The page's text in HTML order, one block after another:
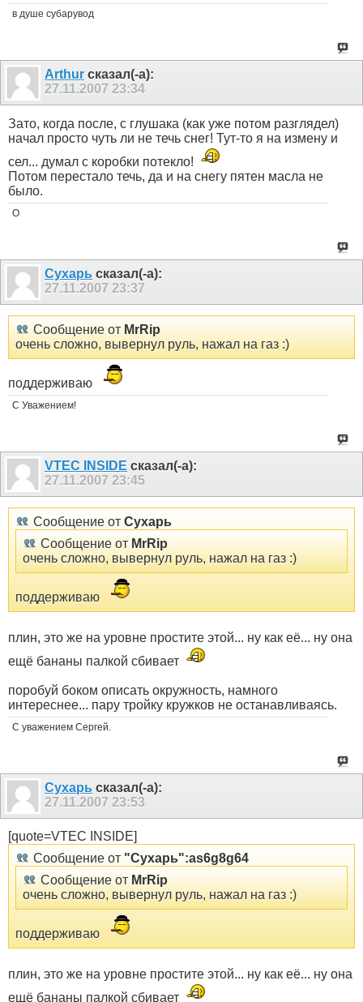
в душе субарувод
Arthur сказал(-а):
27.11.2007 23:34
Зато, когда после, с глушака (как уже потом разглядел)
начал просто чуть ли не течь снег! Тут-то я на измену и
сел... думал с коробки потекло!
Потом перестало течь, да и на снегу пятен масла не
было.
O
Сухарь сказал(-а):
27.11.2007 23:37
Сообщение от MrRip
очень сложно, вывернул руль, нажал на газ :)
поддерживаю
С Уважением!
VTEC INSIDE сказал(-а):
27.11.2007 23:45
Сообщение от Сухарь
Сообщение от MrRip
очень сложно, вывернул руль, нажал на газ :)
поддерживаю
плин, это же на уровне простите этой... ну как её... ну она
ещё бананы палкой сбивает
поробуй боком описать окружность, намного
интереснее... пару тройку кружков не останавливаясь.
С уважением Сергей.
Сухарь сказал(-а):
27.11.2007 23:53
[quote=VTEC INSIDE]
Сообщение от "Сухарь":as6g8g64
Сообщение от MrRip
очень сложно, вывернул руль, нажал на газ :)
поддерживаю
плин, это же на уровне простите этой... ну как её... ну она
ещё бананы палкой сбивает